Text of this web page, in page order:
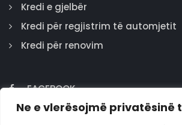
Ne e vlerësojmë privatësinë
Kredi e gjelbër
Kredi për regjistrim të automjetit
Kredi për renovim
FACEBOOK
GOOGLE